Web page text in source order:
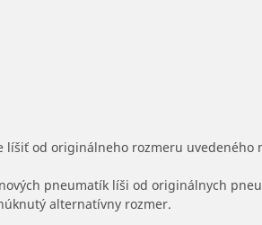
od originálneho rozmeru
pneumatík líši od originálnych
alternatívny rozmer.